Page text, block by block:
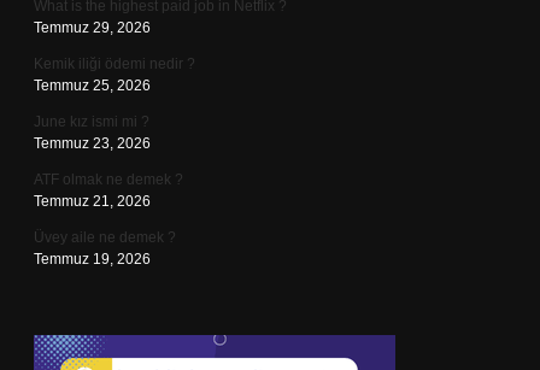
What is the highest paid job in Netflix ?
Temmuz 29, 2026
Kemik iliği ödemi nedir ?
Temmuz 25, 2026
June kız ismi mi ?
Temmuz 23, 2026
ATF olmak ne demek ?
Temmuz 21, 2026
Üvey aile ne demek ?
Temmuz 19, 2026